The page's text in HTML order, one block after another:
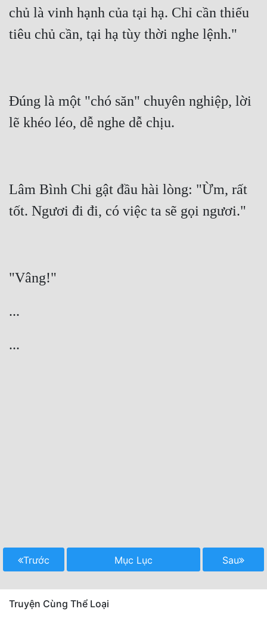
chủ là vinh hạnh của tại hạ. Chỉ cần thiếu
Đúng là một "chó săn" chuyên nghiệp, lời
Lâm Bình Chi gật đầu hài lòng: "Ừm, rất
Trước Mục Lục Sau
Truyện Cùng Thể Loại